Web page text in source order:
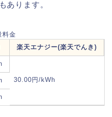
あります。
料金
楽天エナジー(楽天でんき)
30.00円/kWh